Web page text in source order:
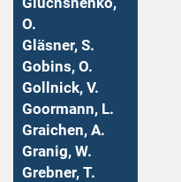
O.
Gläsner, S.
Gobins, O.
Gollnick, V.
Goormann, L.
Graichen, A.
Granig, W.
Grebner, T.